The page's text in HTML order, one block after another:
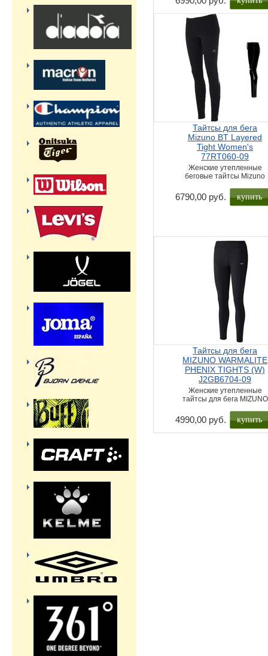
Тайтсы для бега
Mizuno BT Layered
Tight Women's
77RT060-09
Женские утепленные
беговые тайтсы Mizuno
6790,00 руб. купить
Тайтсы для бега
MIZUNO WARMALITE
PHENIX TIGHTS (W)
J2GB6704-09
Женские утепленные
тайтсы для бега MIZUNO
4990,00 руб. купить